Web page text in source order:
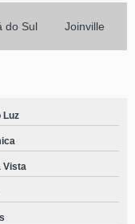
Chapecó
Chapadão do
Retiro
químicos Pântano do
Recanto dos
do Sul Joinville
Luz
Vista